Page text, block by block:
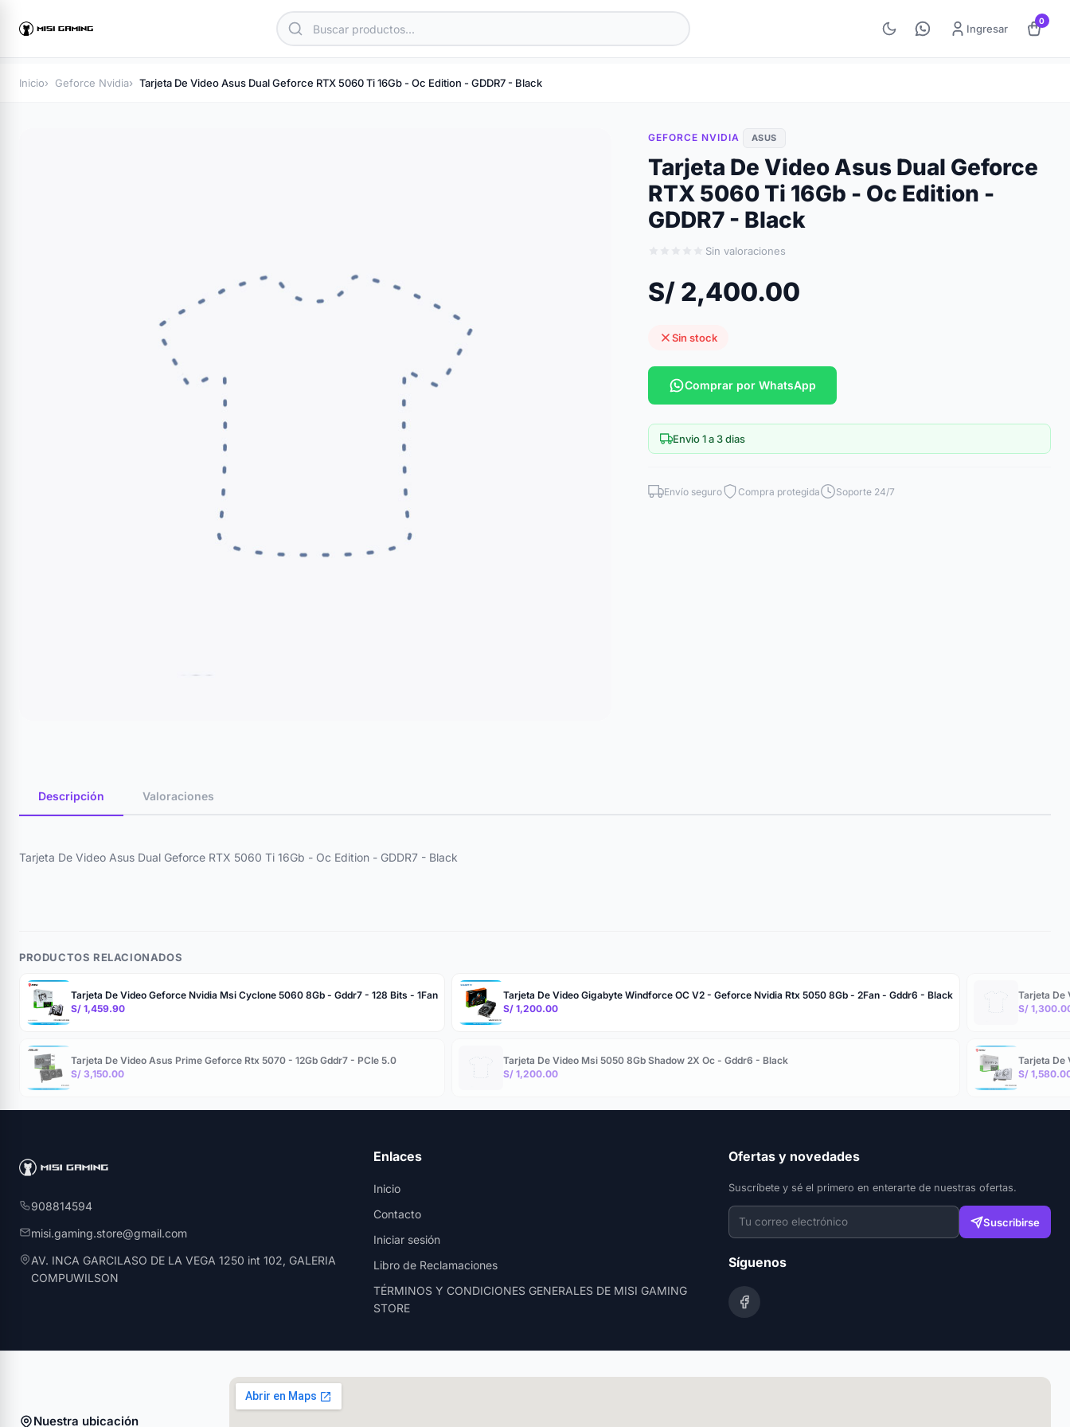
Ingresar
0
Inicio Geforce Nvidia Tarjeta De Video Asus Dual Geforce RTX 5060 Ti 16Gb - Oc Edition - GDDR7 - Black
GEFORCE NVIDIA ASUS
Tarjeta De Video Asus Dual Geforce
RTX 5060 Ti 16Gb - Oc Edition -
GDDR7 - Black
Sin valoraciones
S/ 2,400.00
Sin stock
Comprar por WhatsApp
Envio 1 a 3 dias
Envío seguro Compra protegida Soporte 24/7
Descripción Valoraciones
Tarjeta De Video Asus Dual Geforce RTX 5060 Ti 16Gb - Oc Edition - GDDR7 - Black
PRODUCTOS RELACIONADOS
Tarjeta De Video Geforce Nvidia Msi Cyclone 5060 8Gb - Gddr7 - 128 Bits - 1Fan
S/ 1,459.90
Tarjeta De Video Gigabyte Windforce OC V2 - Geforce Nvidia Rtx 5050 8Gb - 2Fan - Gddr6 - Black
S/ 1,200.00
Tarjeta De
S/
Tarjeta De Video Asus Prime Geforce Rtx 5070 - 12Gb Gddr7 - PCIe 5.0
S/ 3,150.00
Tarjeta De Video Msi 5050 8Gb Shadow 2X Oc - Gddr6 - Black
S/ 1,200.00
Tarjeta De
S/
908814594
misi.gaming.store@gmail.com
AV. INCA GARCILASO DE LA VEGA 1250 int 102, GALERIA
COMPUWILSON
Enlaces
Inicio
Contacto
Iniciar sesión
Libro de Reclamaciones
TÉRMINOS Y CONDICIONES GENERALES DE MISI GAMING
STORE
Ofertas y novedades
Suscríbete y sé el primero en enterarte de nuestras ofertas.
Suscribirse
Síguenos
Nuestra ubicación